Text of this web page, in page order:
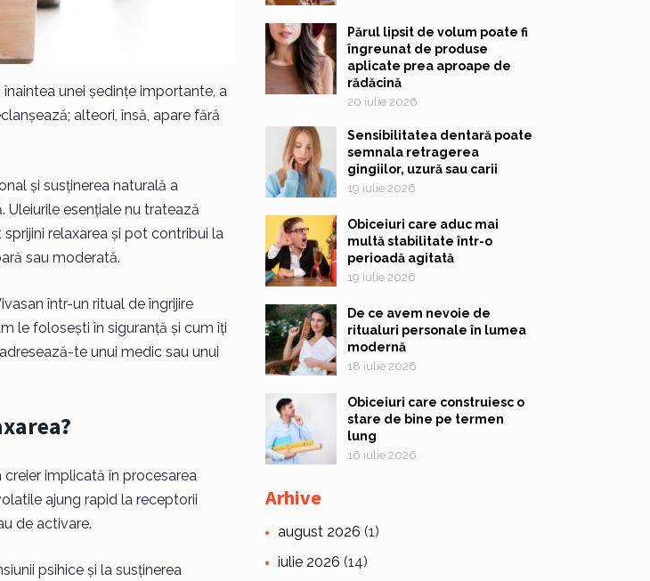
unei ședințe importante, a
alteori, însă, apare fără
și susținerea naturală a
esențiale nu tratează
relaxarea și pot contribui la
sau moderată.
într-un ritual de îngrijire
le folosești în siguranță și cum îți
te unui medic sau unui
implicată în procesarea
ajung rapid la receptorii
de activare.
psihice și la susținerea
Părul lipsit de volum poate fi
îngreunat de produse
aplicate prea aproape de
rădăcină
20 iulie 2026
Sensibilitatea dentară poate
semnala retragerea
gingiilor, uzură sau carii
19 iulie 2026
Obiceiuri care aduc mai
multă stabilitate într-o
perioadă agitată
19 iulie 2026
De ce avem nevoie de
ritualuri personale în lumea
modernă
18 iulie 2026
Obiceiuri care construiesc o
stare de bine pe termen
lung
16 iulie 2026
Arhive
august 2026 (1)
iulie 2026 (14)